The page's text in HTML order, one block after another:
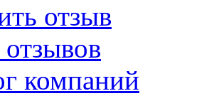
отзыв
компаний